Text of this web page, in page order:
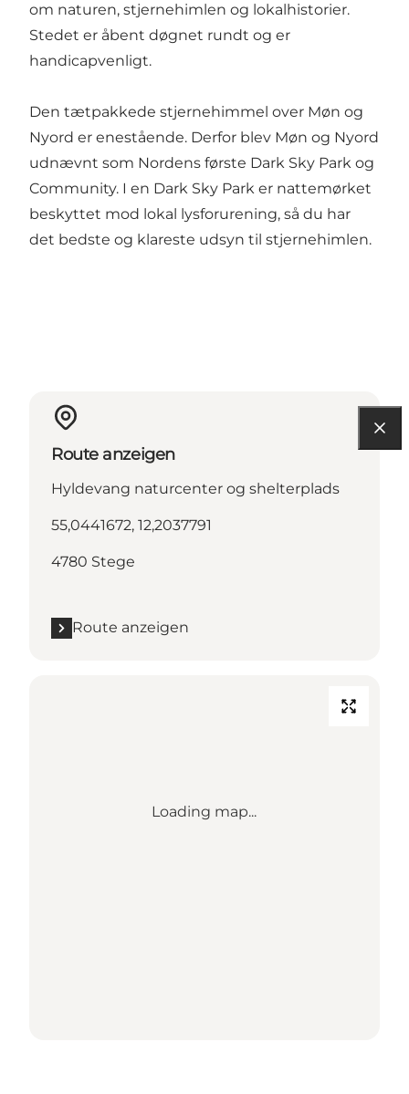
om naturen, stjernehimlen og lokalhistorier.
Stedet er åbent døgnet rundt og er
handicapvenligt.
Den tætpakkede stjernehimmel over Møn og
Nyord er enestående. Derfor blev Møn og Nyord
udnævnt som Nordens første Dark Sky Park og
Community. I en Dark Sky Park er nattemørket
beskyttet mod lokal lysforurening, så du har
det bedste og klareste udsyn til stjernehimlen.
Route anzeigen
Hyldevang naturcenter og shelterplads
55,0441672, 12,2037791
4780 Stege
Route anzeigen
Loading map...